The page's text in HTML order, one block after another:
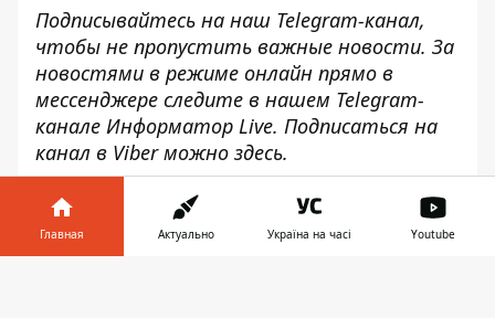
Подписывайтесь на наш Telegram-канал,
чтобы не пропустить важные новости. За
новостями в режиме онлайн прямо в
мессенджере следите в нашем Telegram-
канале Информатор Live. Подписаться на
канал в Viber можно здесь.
Главная Актуально Україна на часі Youtube